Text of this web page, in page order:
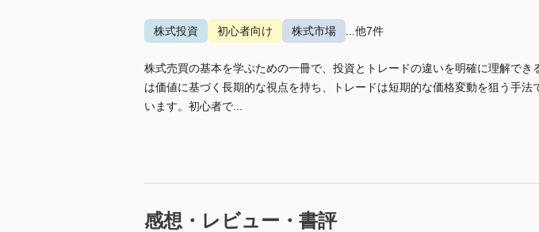
株式投資 初心者向け 株式市場 ...他7件
株式売買の基本を学ぶための一冊で、投資とトレードの違いを明確に理解でき
は価値に基づく長期的な視点を持ち、トレードは短期的な価格変動を狙う手法
います。初心者で...
感想・レビュー・書評